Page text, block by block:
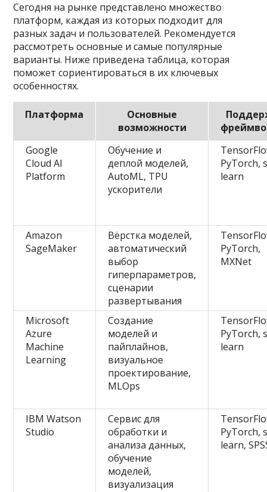
Сегодня на рынке представлено множество
платформ, каждая из которых подходит для
разных задач и пользователей. Рекомендуется
рассмотреть основные и самые популярные
варианты. Ниже приведена таблица, которая
поможет сориентироваться в их ключевых
особенностях.
Платформа
Основные
возможности
Google
Cloud AI
Platform
Обучение и
деплой моделей,
AutoML, TPU
ускорители
PyTorch,
learn
Amazon
SageMaker
Вёрстка моделей,
автоматический
выбор
гиперпараметров,
сценарии
развертывания
PyTorch,
MXNet
Microsoft
Azure
Machine
Learning
Создание
моделей и
пайплайнов,
визуальное
проектирование,
MLOps
PyTorch,
learn
IBM Watson
Studio
Сервис для
обработки и
анализа данных,
обучение
моделей,
визуализация
PyTorch,
learn,